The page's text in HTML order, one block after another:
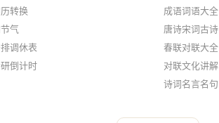
转换
气
调休表
倒计时
成语词语大全
唐诗宋词古诗
春联对联大全
对联文化讲解
诗词名言名句